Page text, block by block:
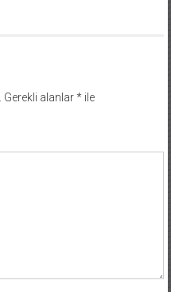
Gerekli alanlar*ile